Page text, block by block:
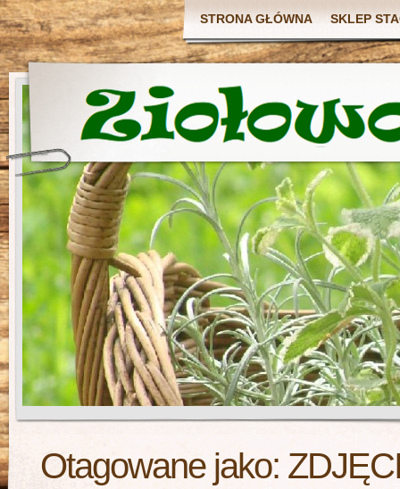
STRONA GŁÓWNA SKLEP
Otagowane jako: